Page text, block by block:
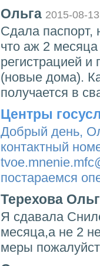
Ольга 2015-08-13
Сдала паспорт,
что аж 2
регистрацией и
(новые дома).
получается в
Центры
Добрый день,
контактный
постараемся
Терехова
Я сдавала
месяца,а не 2
меры